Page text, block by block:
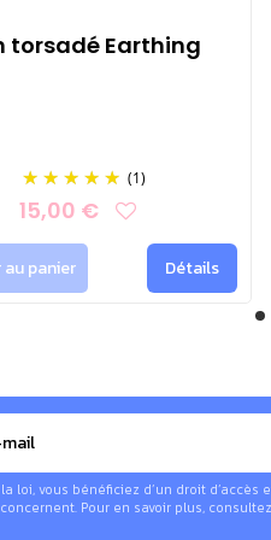
(pas plus de 65°C)
contenant des agents
torsadé Earthing
(1)
15,00 €
panier Détails
loi, vous bénéficiez d’un droit d’accès
Pour en savoir plus,